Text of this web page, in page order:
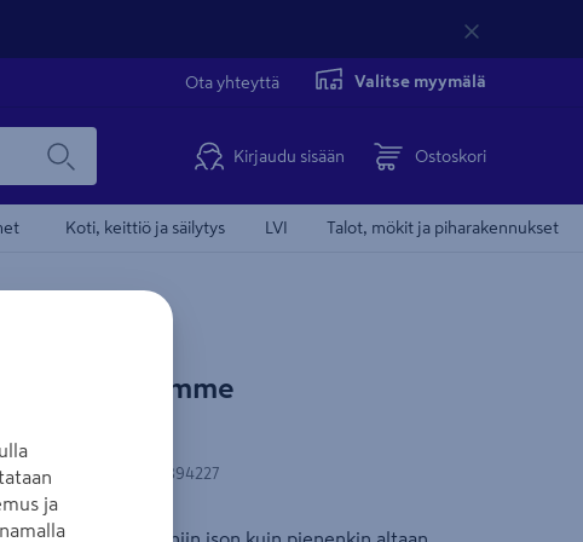
Ota yhteyttä Valitse myymälä
Kirjaudu sisään Ostoskori
Koti, keittiö ja säilytys LVI Talot, mökit ja piharakennukset
silkkilumme
EAN-koodi 8711465894227
ja